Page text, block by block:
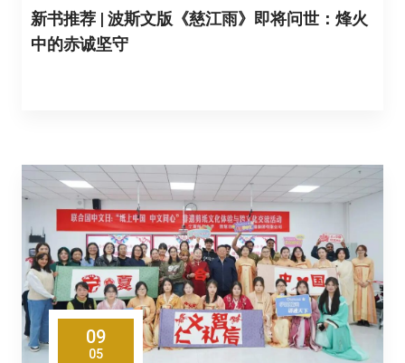
新书推荐 | 波斯文版《慈江雨》即将问世：烽火
中的赤诚坚守
09
05